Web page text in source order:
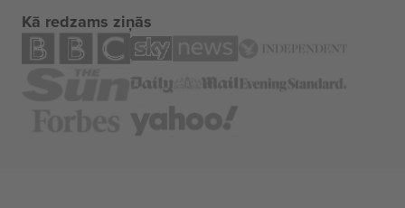
Kā redzams ziņās